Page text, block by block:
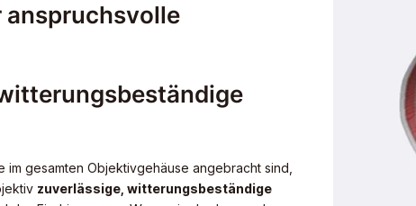
im gesamten Objektivgehäuse angebracht sind,
zuverlässige, witterungsbeständige